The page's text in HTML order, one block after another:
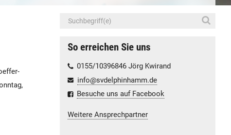
So erreichen Sie uns
0155/10396846 Jörg Kwirand
info@svdelphinhamm.de
Besuche uns auf Facebook
Weitere Ansprechpartner